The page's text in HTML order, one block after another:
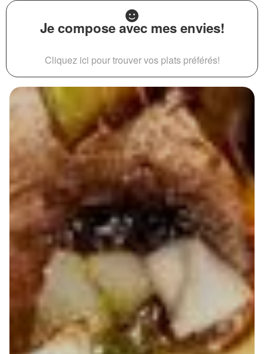
Je compose avec mes envies!
Cliquez ici pour trouver vos plats préférés!